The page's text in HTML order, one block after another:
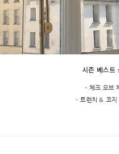
시즌 베스트
- 체크 오브
- 트렌치 & 코지